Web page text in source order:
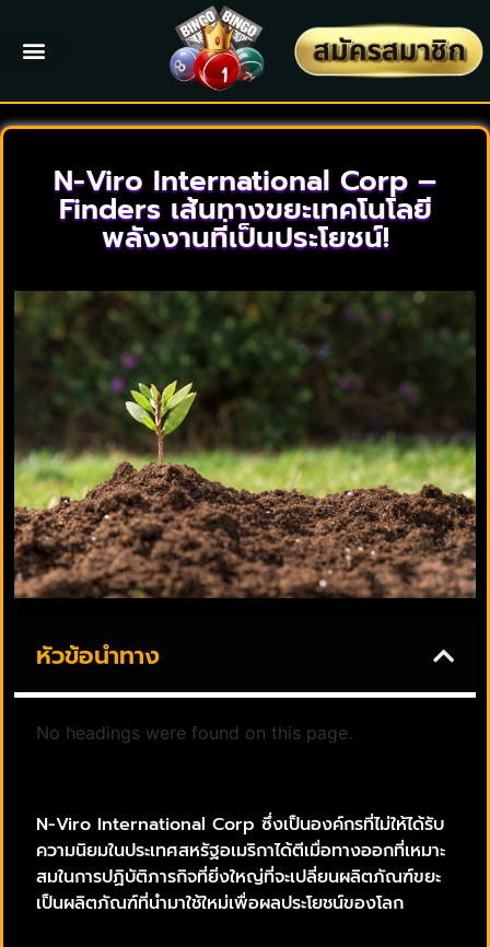
N-Viro International Corp –
Finders เส้นทางขยะเทคโนโลยี
พลังงานที่เป็นประโยชน์!
หัวข้อนำทาง
No headings were found on this page.
N-Viro International Corp ซึ่งเป็นองค์กรที่ไม่ให้ได้รับ
ความนิยมในประเทศสหรัฐอเมริกาได้ตีเมื่อทางออกที่เหมาะ
สมในการปฏิบัติภารกิจที่ยิ่งใหญ่ที่จะเปลี่ยนผลิตภัณฑ์ขยะ
เป็นผลิตภัณฑ์ที่นำมาใช้ใหม่เพื่อผลประโยชน์ของโลก